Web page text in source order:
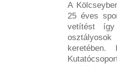
A
25 éves
vetítést